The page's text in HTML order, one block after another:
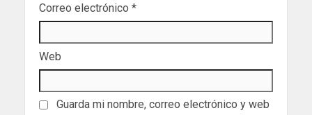
Correo electrónico *
Web
Guarda mi nombre, correo electrónico y web